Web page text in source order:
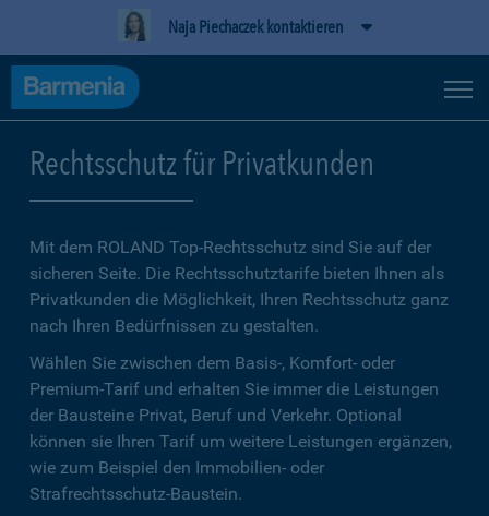
Naja Piechaczek kontaktieren
Rechtsschutz für Privatkunden
Mit dem ROLAND Top-Rechtsschutz sind Sie auf der
sicheren Seite. Die Rechtsschutztarife bieten Ihnen als
Privatkunden die Möglichkeit, Ihren Rechtsschutz ganz
nach Ihren Bedürfnissen zu gestalten.
Wählen Sie zwischen dem Basis-, Komfort- oder
Premium-Tarif und erhalten Sie immer die Leistungen
der Bausteine Privat, Beruf und Verkehr. Optional
können sie Ihren Tarif um weitere Leistungen ergänzen,
wie zum Beispiel den Immobilien- oder
Strafrechtsschutz-Baustein.